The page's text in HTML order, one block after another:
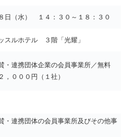
日（水） １４：３０～１８：３０
スルホテル ３階「光耀」
・連携団体企業の会員事業所／無料
，０００円（１社）
・連携団体の会員事業所及びその他事